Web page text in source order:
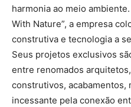
harmonia ao meio
With Nature”, a empresa
construtiva e tecnologia a
Seus projetos exclusivos
entre renomados
construtivos, acabamentos,
incessante pela conexão